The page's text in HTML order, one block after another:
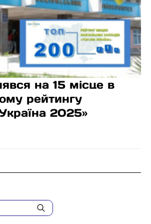
на 15 місце в
рейтингу
2025»